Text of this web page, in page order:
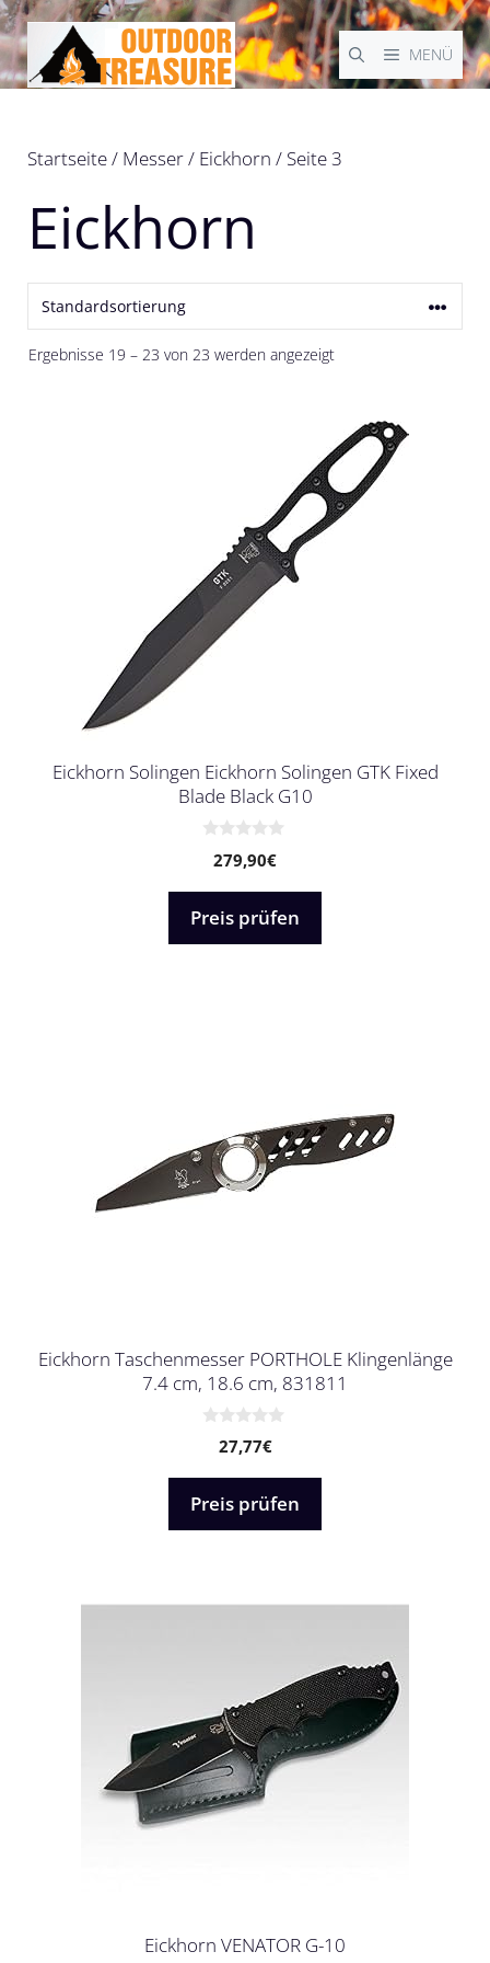
Zum
Inhalt
springen
MENÜ
Startseite/ Messer/ Eickhorn / Seite 3
Eickhorn
Ergebnisse 19 – 23 von 23 werden angezeigt
Eickhorn Solingen Eickhorn Solingen GTK Fixed
Blade Black G10
n
5
279,90€
Preis prüfen
Eickhorn Taschenmesser PORTHOLE Klingenlänge
7.4 cm, 18.6 cm, 831811
n
5
27,77€
Preis prüfen
Eickhorn VENATOR G-10